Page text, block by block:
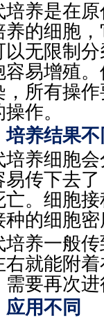
培养是在
养的细胞
以无限制
容易增殖
，所有操
作。
培养结果不
培养细胞
易传下去
亡。细胞
种的细胞
培养一般传
右就能附
需要再次
应用不同